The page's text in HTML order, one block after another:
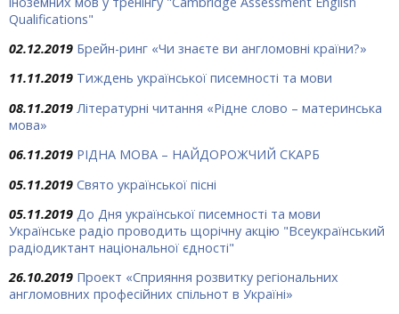
Qualifications"
02.12.2019 Брейн-ринг «Чи знаєте ви англомовні країни?»
11.11.2019 Тиждень української писемності та мови
08.11.2019 Літературні читання «Рідне слово – материнська
мова»
06.11.2019 РІДНА МОВА – НАЙДОРОЖЧИЙ СКАРБ
05.11.2019 Свято української пісні
05.11.2019 До Дня української писемності та мови
Українське радіо проводить щорічну акцію "Всеукраїнський
радіодиктант національної єдності"
26.10.2019 Проект «Сприяння розвитку регіональних
англомовних професійних спільнот в Україні»